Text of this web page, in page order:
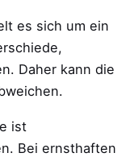
es sich um ein
Daher kann die
ist
Bei ernsthaften